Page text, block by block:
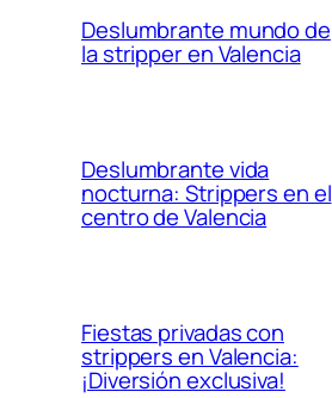
Deslumbrante mundo de
la stripper en Valencia
Deslumbrante vida
nocturna: Strippers en el
centro de Valencia
Fiestas privadas con
strippers en Valencia:
¡Diversión exclusiva!